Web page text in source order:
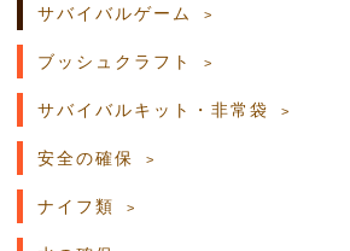
サバイバルゲーム
ブッシュクラフト
サバイバルキット・非常袋
安全の確保
ナイフ類